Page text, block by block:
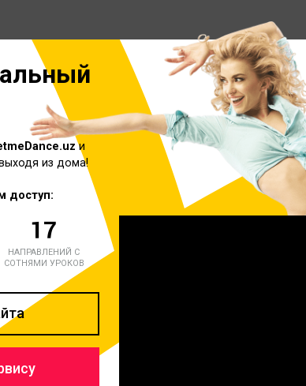
и
из дома!
доступ:
НАПРАВЛЕНИЙ С
СОТНЯМИ УРОКОВ